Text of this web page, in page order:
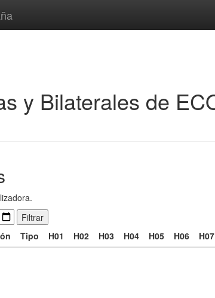
y Bilaterales de
Filtrar
Tipo H01 H02 H03 H04 H05 H06 H07